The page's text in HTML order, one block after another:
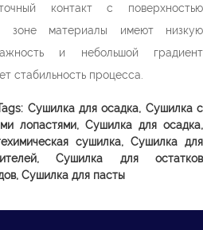
контакт с поверхностью
зоне материалы имеют низкую
и небольшой градиент
стабильность процесса.
Сушилка для осадка, Сушилка с
лопастями, Сушилка для осадка,
сушилка, Сушилка для
Сушилка для остатков
Сушилка для пасты